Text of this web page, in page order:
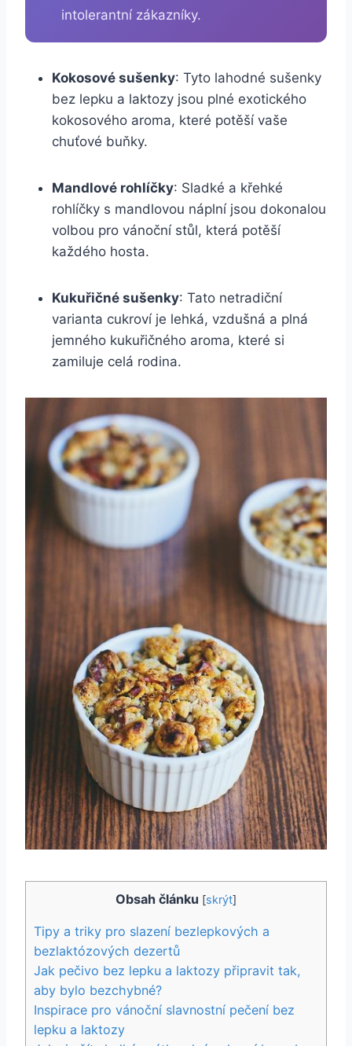
intolerantní zákazníky.
Kokosové sušenky:⁢ Tyto⁣ lahodné sušenky⁣
bez⁢ lepku a ​laktozy jsou plné exotického
kokosového aroma, které potěší vaše
chuťové‍ buňky.
Mandlové rohlíčky:⁢ Sladké a křehké
⁤rohlíčky s mandlovou ​náplní jsou dokonalou
volbou pro‍ vánoční ⁤stůl, která potěší​
každého hosta.
Kukuřičné sušenky:‌ Tato netradiční
varianta cukroví je lehká, vzdušná a⁣ plná
jemného kukuřičného aroma,‌ které​ si
zamiluje celá rodina.
Obsah článku [skrýt]
Tipy a ​triky ⁢pro slazení bezlepkových‍ a
bezlaktózových dezertů
Jak ⁤pečivo bez lepku a‌ laktozy připravit tak,
aby bylo ​bezchybné?
Inspirace pro vánoční slavnostní pečení bez
lepku a laktozy